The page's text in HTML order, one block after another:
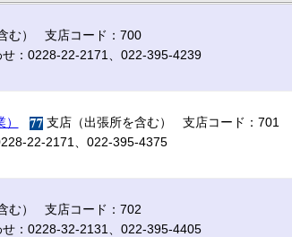
む） 支店コード：700
：0228-22-2171、022-395-4239
支店（出張所を含む） 支店コード：701
22-2171、022-395-4375
む） 支店コード：702
：0228-32-2131、022-395-4405